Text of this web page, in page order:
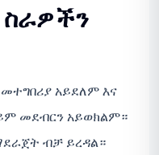
ስራዎችን
አይደለም እና
መደብርን አይወክልም።
ብቻ ይረዳል።